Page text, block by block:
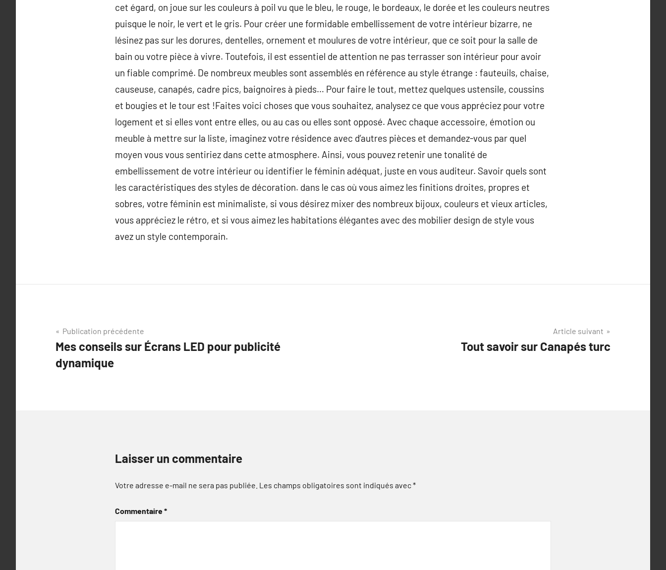
cet égard, on joue sur les couleurs à poil vu que le bleu, le rouge, le bordeaux, le dorée et les couleurs neutres
puisque le noir, le vert et le gris. Pour créer une formidable embellissement de votre intérieur bizarre, ne
lésinez pas sur les dorures, dentelles, ornement et moulures de votre intérieur, que ce soit pour la salle de
bain ou votre pièce à vivre. Toutefois, il est essentiel de attention ne pas terrasser son intérieur pour avoir
un fiable comprimé. De nombreux meubles sont assemblés en référence au style étrange : fauteuils, chaise,
causeuse, canapés, cadre pics, baignoires à pieds… Pour faire le tout, mettez quelques ustensile, coussins
et bougies et le tour est !Faites voici choses que vous souhaitez, analysez ce que vous appréciez pour votre
logement et si elles vont entre elles, ou au cas ou elles sont opposé. Avec chaque accessoire, émotion ou
meuble à mettre sur la liste, imaginez votre résidence avec d’autres pièces et demandez-vous par quel
moyen vous vous sentiriez dans cette atmosphere. Ainsi, vous pouvez retenir une tonalité de
embellissement de votre intérieur ou identifier le féminin adéquat, juste en vous auditeur. Savoir quels sont
les caractéristiques des styles de décoration. dans le cas où vous aimez les finitions droites, propres et
sobres, votre féminin est minimaliste, si vous désirez mixer des nombreux bijoux, couleurs et vieux articles,
vous appréciez le rétro, et si vous aimez les habitations élégantes avec des mobilier design de style vous
avez un style contemporain.
Navigation
de
l’article
Publication précédente
Mes conseils sur Écrans LED pour publicité
dynamique
Article suivant
Tout savoir sur Canapés turc
Laisser un commentaire
Votre adresse e-mail ne sera pas publiée. Les champs obligatoires sont indiqués avec*
Commentaire*